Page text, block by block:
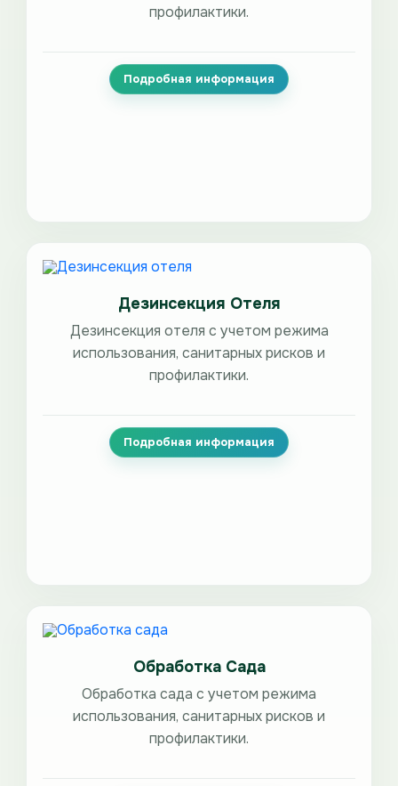
профилактики.
Подробная информация
Дезинсекция Отеля
Дезинсекция отеля с учетом режима
использования, санитарных рисков и
профилактики.
Подробная информация
Обработка Сада
Обработка сада с учетом режима
использования, санитарных рисков и
профилактики.